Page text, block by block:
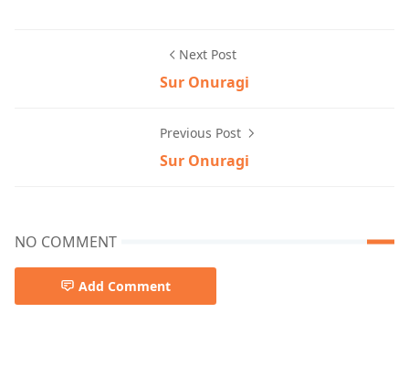
Next Post
Sur Onuragi
Previous Post
Sur Onuragi
NO COMMENT
Add Comment